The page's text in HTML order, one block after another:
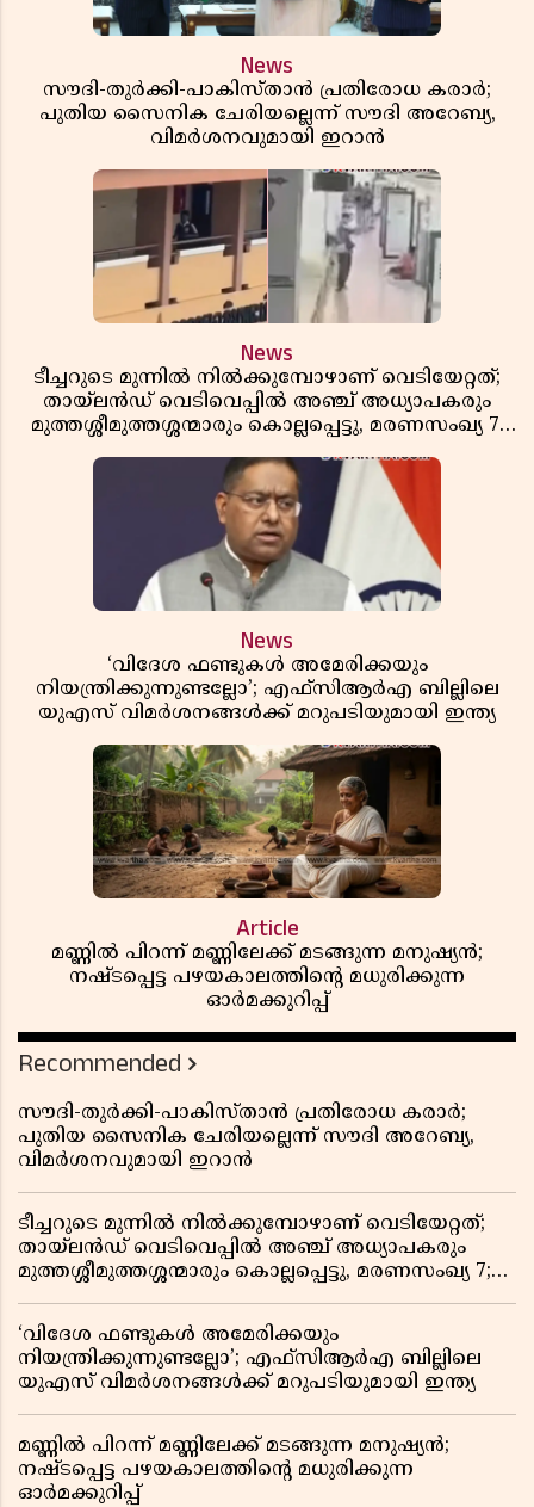
News
സൗദി-തുർക്കി-പാകിസ്താൻ പ്രതിരോധ കരാർ;
പുതിയ സൈനിക ചേരിയല്ലെന്ന് സൗദി അറേബ്യ,
വിമർശനവുമായി ഇറാൻ
News
ടീച്ചറുടെ മുന്നിൽ നിൽക്കുമ്പോഴാണ് വെടിയേറ്റത്;
തായ്‌ലൻഡ് വെടിവെപ്പിൽ അഞ്ച് അധ്യാപകരും
മുത്തശ്ശീമുത്തശ്ശന്മാരും കൊല്ലപ്പെട്ടു, മരണസംഖ്യ 7;
News
‘വിദേശ ഫണ്ടുകൾ അമേരിക്കയും
നിയന്ത്രിക്കുന്നുണ്ടല്ലോ’; എഫ്സിആർഎ ബില്ലിലെ
യുഎസ് വിമർശനങ്ങൾക്ക് മറുപടിയുമായി ഇന്ത്യ
Article
മണ്ണിൽ പിറന്ന് മണ്ണിലേക്ക് മടങ്ങുന്ന മനുഷ്യൻ;
നഷ്ടപ്പെട്ട പഴയകാലത്തിൻ്റെ മധുരിക്കുന്ന
ഓർമക്കുറിപ്പ്
Recommended
സൗദി-തുർക്കി-പാകിസ്താൻ പ്രതിരോധ കരാർ;
പുതിയ സൈനിക ചേരിയല്ലെന്ന് സൗദി അറേബ്യ,
വിമർശനവുമായി ഇറാൻ
ടീച്ചറുടെ മുന്നിൽ നിൽക്കുമ്പോഴാണ് വെടിയേറ്റത്;
തായ്‌ലൻഡ് വെടിവെപ്പിൽ അഞ്ച് അധ്യാപകരും
മുത്തശ്ശീമുത്തശ്ശന്മാരും കൊല്ലപ്പെട്ടു, മരണസംഖ്യ 7;
‘വിദേശ ഫണ്ടുകൾ അമേരിക്കയും
നിയന്ത്രിക്കുന്നുണ്ടല്ലോ’; എഫ്സിആർഎ ബില്ലിലെ
യുഎസ് വിമർശനങ്ങൾക്ക് മറുപടിയുമായി ഇന്ത്യ
മണ്ണിൽ പിറന്ന് മണ്ണിലേക്ക് മടങ്ങുന്ന മനുഷ്യൻ;
നഷ്ടപ്പെട്ട പഴയകാലത്തിൻ്റെ മധുരിക്കുന്ന
ഓർമക്കുറിപ്പ്